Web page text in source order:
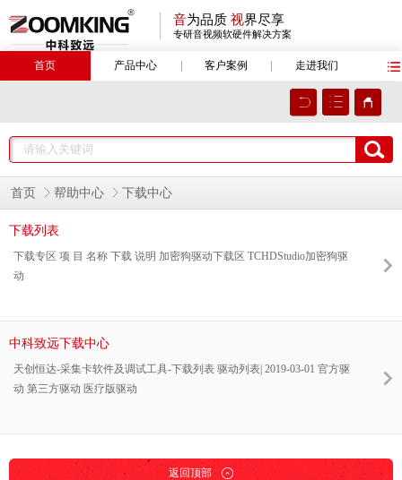
音为品质视界尽享
专研音视频软硬件解决方案
首页 产品中心 客户案例 走进我们
首页 帮助中心 下载中心
下载列表
下载专区 项 目 名称 下载 说明 加密狗驱动下载区 TCHDStudio加密狗驱
动
中科致远下载中心
天创恒达-采集卡软件及调试工具-下载列表 驱动列表| 2019-03-01 官方驱
动 第三方驱动 医疗版驱动
返回顶部